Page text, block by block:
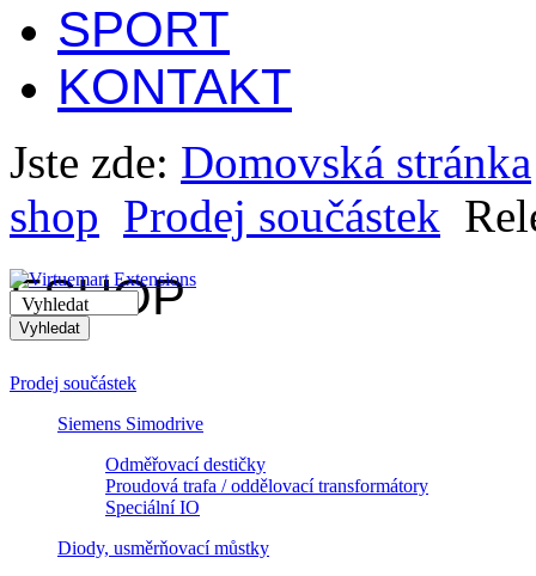
SPORT
KONTAKT
Jste zde: Domovská stránka
shop Prodej součástek
Vyhledat
ESHOP
Prodej součástek
Siemens Simodrive
Odměřovací destičky
Proudová trafa / oddělovací transformátory
Speciální IO
Diody, usměrňovací můstky